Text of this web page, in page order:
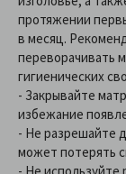
протяжении
в месяц.
переворачивать
гигиенических
- Закрывайте
избежание
- Не разрешайте
может потерять